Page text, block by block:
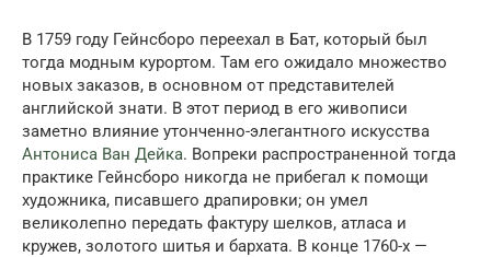
В 1759 году Гейнсборо переехал в Бат, который был
тогда модным курортом. Там его ожидало множество
новых заказов, в основном от представителей
английской знати. В этот период в его живописи
заметно влияние утонченно-элегантного искусства
Антониса Ван Дейка. Вопреки распространенной тогда
практике Гейнсборо никогда не прибегал к помощи
художника, писавшего драпировки; он умел
великолепно передать фактуру шелков, атласа и
кружев, золотого шитья и бархата. В конце 1760-х —